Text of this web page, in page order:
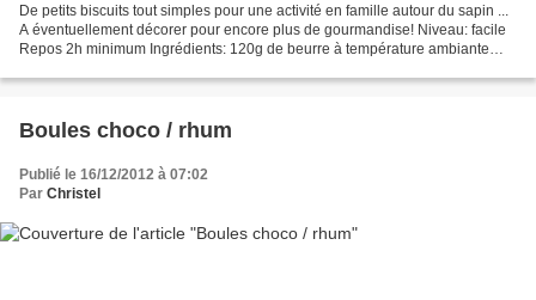
De petits biscuits tout simples pour une activité en famille autour du sapin ...
A éventuellement décorer pour encore plus de gourmandise! Niveau: facile
Repos 2h minimum Ingrédients: 120g de beurre à température ambiante
Boules choco / rhum
Publié le 16/12/2012 à 07:02
Par Christel